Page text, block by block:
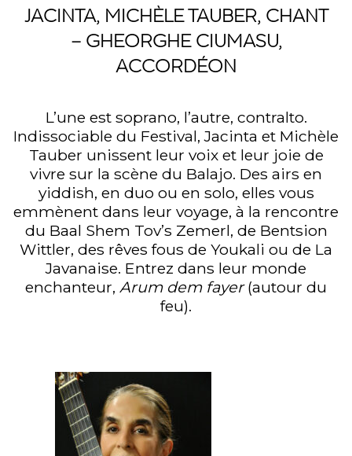
JACINTA, MICHÈLE TAUBER, CHANT
– GHEORGHE CIUMASU,
ACCORDÉON
L’une est soprano, l’autre, contralto.
Indissociable du Festival, Jacinta et Michèle
Tauber unissent leur voix et leur joie de
vivre sur la scène du Balajo. Des airs en
yiddish, en duo ou en solo, elles vous
emmènent dans leur voyage, à la rencontre
du Baal Shem Tov’s Zemerl, de Bentsion
Wittler, des rêves fous de Youkali ou de La
Javanaise. Entrez dans leur monde
enchanteur, Arum dem fayer(autour du
feu).